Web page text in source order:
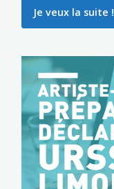
Je veux la suite !